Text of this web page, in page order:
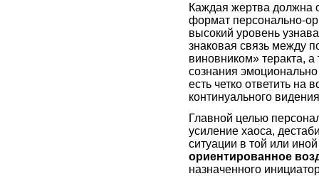
Каждая жертва должна
формат персонально-
высокий уровень
знаковая связь между
виновником» теракта, а
сознания
есть четко ответить на
континуального
Главной целью
усиление хаоса,
ситуации в той или
ориентированное
назначенного